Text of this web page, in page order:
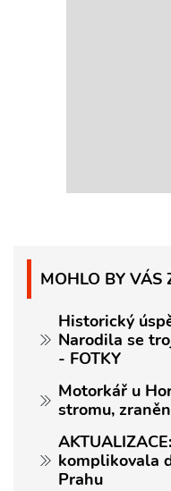
MOHLO BY VÁS
Historický
Narodila se
- FOTKY
Motorkář u
stromu,
komplikovala
Prahu